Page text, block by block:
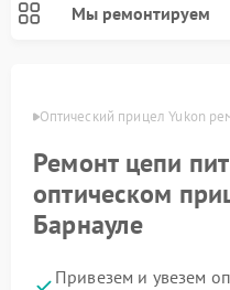
Мы ремонтируем
Оптический прицел Yukon
Ремонт цепи
оптическом
Барнауле
Привезем и увезем